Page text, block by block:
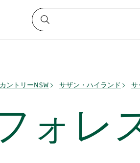
カントリーNSW サザン・ハイランド サ
ォレ